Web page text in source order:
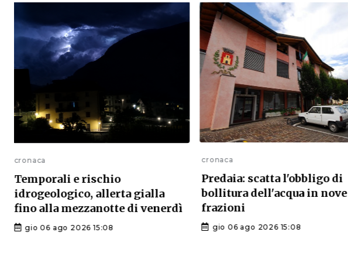
cronaca
Temporali e rischio
idrogeologico, allerta gialla
fino alla mezzanotte di venerdì
gio 06 ago 2026 15:08
cronaca
Predaia: scatta l'obbligo di
bollitura dell'acqua in nove
frazioni
gio 06 ago 2026 15:08